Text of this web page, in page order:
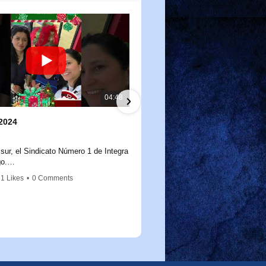
04:48
el Sindicato Número 1 de Integra
con nuestras socias y socios,
su trabajo marca la diferencia.
1 Likes • 0 Comments
Salidas a terreno mes de
11/26/2024
Salidas a terreno mes de
3 Views • 0 Likes • 0 Comments